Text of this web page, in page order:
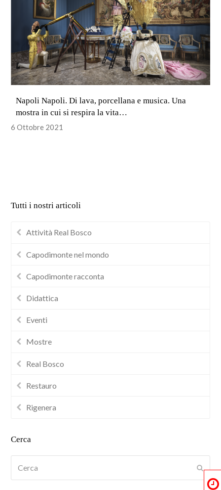
Napoli Napoli. Di lava, porcellana e musica. Una
mostra in cui si respira la vita…
6 Ottobre 2021
Tutti i nostri articoli
Attività Real Bosco
Capodimonte nel mondo
Capodimonte racconta
Didattica
Eventi
Mostre
Real Bosco
Restauro
Rigenera
Cerca